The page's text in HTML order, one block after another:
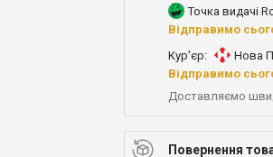
Точка видачі
Відправимо
Кур'єр:
Нова
Відправимо
Доставляємо
Повернення